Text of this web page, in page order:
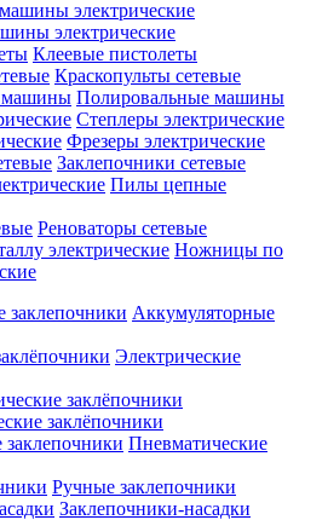
электрические
Клеевые пистолеты
Краскопульты сетевые
Полировальные машины
Степлеры электрические
Фрезеры электрические
Заклепочники сетевые
Пилы цепные
Реноваторы сетевые
Ножницы по
Аккумуляторные
Электрические
заклёпочники
Пневматические
Ручные заклепочники
Заклепочники-насадки